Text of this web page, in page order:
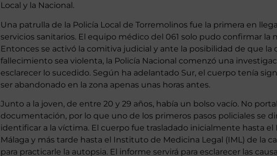
Andalucía recibió entonces una llamada informando de que había
Local y la Nacional.
Una patrulla de la Policía Local de Torremolinos fue la primera en
servicios sanitarios. El equipo médico del 061 solo pudo confirmar la
Entonces se activó la comitiva judicial y ante la posibilidad de que la
fallecimiento sea violenta, la Policía Nacional comenzó una
ser abandonado en la zona apenas unas horas antes.
Junto a la joven, de entre 20 y 29 años, había un bolso vacío. No
documentación, por lo que uno de los primeros pasos policiales se
identificar a la víctima. El cuerpo fue trasladado inicialmente hasta el